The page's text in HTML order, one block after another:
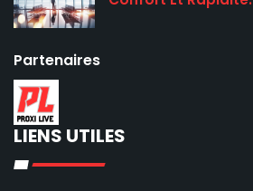
Partenaires
LIENS UTILES